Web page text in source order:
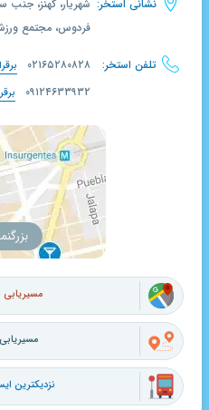
نشانی استخر: شهریار، کهنز، جنب
فردوس، مجتمع
تلفن استخر: ۰۲۱۶۵۲۸۰۸۲۸
۰۹۱۲۴۶۳۳۹۳۲
نزدیکترین